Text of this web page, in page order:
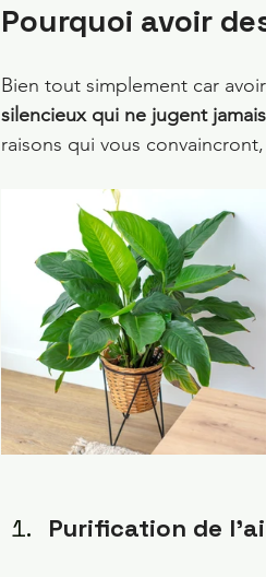
Pourquoi avoir
Bien tout simplement car
silencieux qui ne jugent
raisons qui vous
Purification de